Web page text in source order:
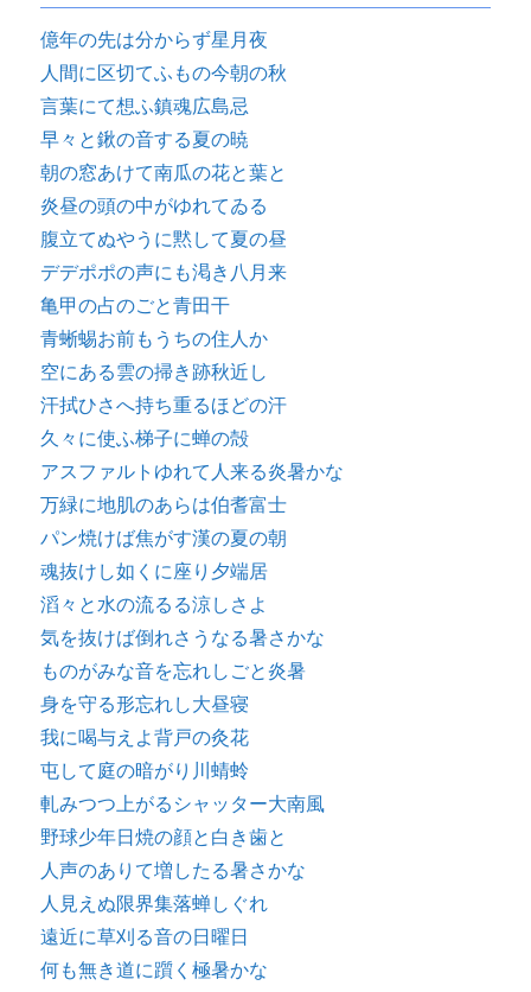
億年の先は分からず星月夜
人間に区切てふもの今朝の秋
言葉にて想ふ鎮魂広島忌
早々と鍬の音する夏の暁
朝の窓あけて南瓜の花と葉と
炎昼の頭の中がゆれてゐる
腹立てぬやうに黙して夏の昼
デデポポの声にも渇き八月来
亀甲の占のごと青田干
青蜥蜴お前もうちの住人か
空にある雲の掃き跡秋近し
汗拭ひさへ持ち重るほどの汗
久々に使ふ梯子に蝉の殻
アスファルトゆれて人来る炎暑かな
万緑に地肌のあらは伯耆富士
パン焼けば焦がす漢の夏の朝
魂抜けし如くに座り夕端居
滔々と水の流るる涼しさよ
気を抜けば倒れさうなる暑さかな
ものがみな音を忘れしごと炎暑
身を守る形忘れし大昼寝
我に喝与えよ背戸の灸花
屯して庭の暗がり川蜻蛉
軋みつつ上がるシャッター大南風
野球少年日焼の顔と白き歯と
人声のありて増したる暑さかな
人見えぬ限界集落蝉しぐれ
遠近に草刈る音の日曜日
何も無き道に躓く極暑かな